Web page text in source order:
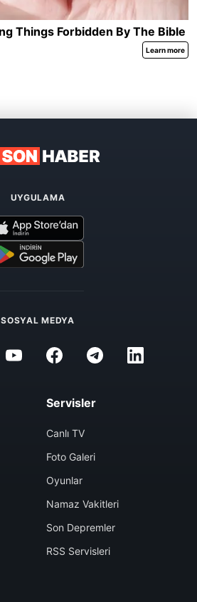
UYGULAMA
SOSYAL MEDYA
Servisler
Canlı TV
Foto Galeri
Oyunlar
Namaz Vakitleri
Son Depremler
RSS Servisleri